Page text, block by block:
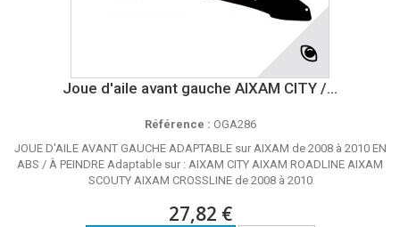
Joue d'aile avant gauche AIXAM CITY /...
Référence : OGA286
JOUE D'AILE AVANT GAUCHE ADAPTABLE sur AIXAM de 2008 à 2010 EN
ABS / À PEINDRE Adaptable sur : AIXAM CITY AIXAM ROADLINE AIXAM
SCOUTY AIXAM CROSSLINE de 2008 à 2010
27,82 €